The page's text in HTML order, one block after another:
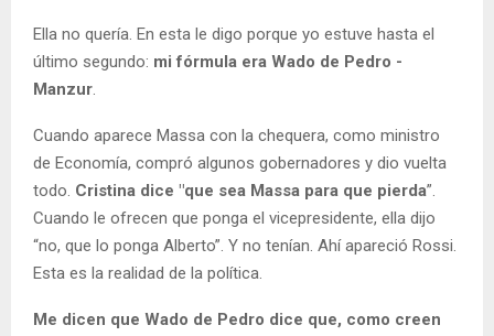
Ella no quería. En esta le digo porque yo estuve hasta el
último segundo: mi fórmula era Wado de Pedro -
Manzur.
Cuando aparece Massa con la chequera, como ministro
de Economía, compró algunos gobernadores y dio vuelta
todo. Cristina dice "que sea Massa para que pierda”.
Cuando le ofrecen que ponga el vicepresidente, ella dijo
“no, que lo ponga Alberto”. Y no tenían. Ahí apareció Rossi.
Esta es la realidad de la política.
Me dicen que Wado de Pedro dice que, como creen